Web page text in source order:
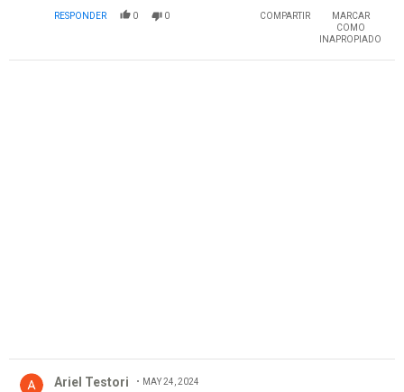
está para atajar en River, no brinda seguridad alguna y es
nulo completamente en la tanda de penales. El único
RESPONDER 0 0 COMPARTIR
MARCAR
COMO
INAPROPIADO
Ariel Testori MAY 24, 2024